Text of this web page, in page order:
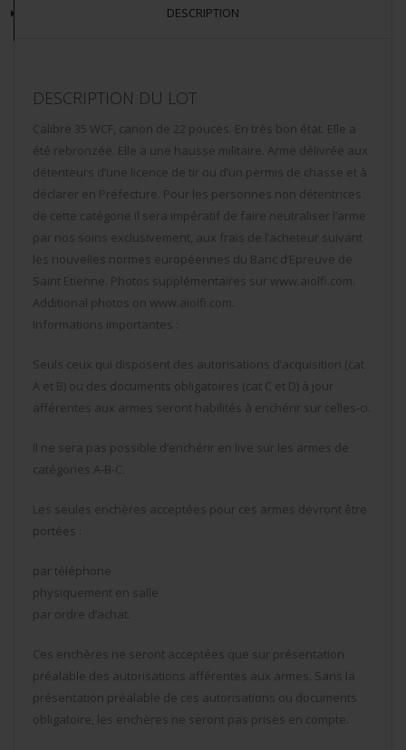
DESCRIPTION
DESCRIPTION DU LOT
Calibre 35 WCF, canon de 22 pouces. En très bon état. Elle a
été rebronzée. Elle a une hausse militaire. Arme délivrée aux
détenteurs d’une licence de tir ou d’un permis de chasse et à
déclarer en Préfecture. Pour les personnes non détentrices
de cette catégorie il sera impératif de faire neutraliser l’arme
par nos soins exclusivement, aux frais de l’acheteur suivant
les nouvelles normes européennes du Banc d’Epreuve de
Saint Etienne. Photos supplémentaires sur www.aiolfi.com.
Additional photos on www.aiolfi.com.
Informations importantes :
Seuls ceux qui disposent des autorisations d’acquisition (cat
A et B) ou des documents obligatoires (cat C et D) à jour
afférentes aux armes seront habilités à enchérir sur celles-ci.
Il ne sera pas possible d’enchérir en live sur les armes de
catégories A-B-C.
Les seules enchères acceptées pour ces armes devront être
portées :
par téléphone
physiquement en salle
par ordre d’achat.
Ces enchères ne seront acceptées que sur présentation
préalable des autorisations afférentes aux armes. Sans la
présentation préalable de ces autorisations ou documents
obligatoire, les enchères ne seront pas prises en compte.